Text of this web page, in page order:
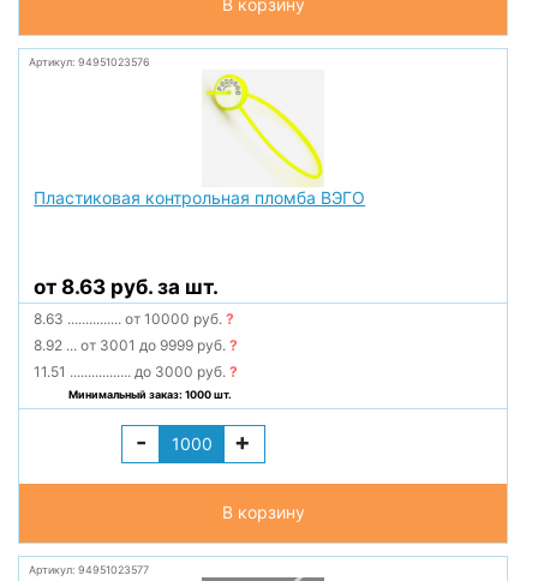
В корзину
Артикул: 94951023576
Пластиковая контрольная пломба ВЭГО
от 8.63 руб. за шт.
8.63 ............... от 10000 руб.?
8.92 ... от 3001 до 9999 руб.?
11.51 ................. до 3000 руб.?
Минимальный заказ: 1000 шт.
- +
В корзину
Артикул: 94951023577